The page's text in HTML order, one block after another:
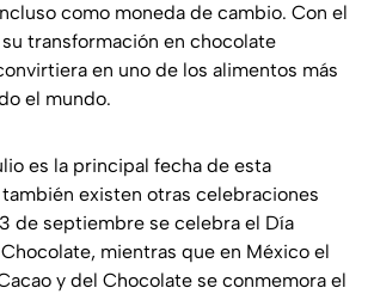
como moneda de cambio. Con el
transformación en chocolate
en uno de los alimentos más
el mundo.
es la principal fecha de esta
existen otras celebraciones
de septiembre se celebra el Día
mientras que en México el
y del Chocolate se conmemora el